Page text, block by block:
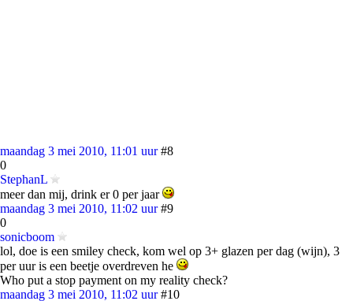
maandag 3 mei 2010, 11:01 uur #8
0
StephanL
meer dan mij, drink er 0 per jaar
maandag 3 mei 2010, 11:02 uur #9
0
sonicboom
lol, doe is een smiley check, kom wel op 3+ glazen per dag (wijn), 3
per uur is een beetje overdreven he
Who put a stop payment on my reality check?
maandag 3 mei 2010, 11:02 uur #10